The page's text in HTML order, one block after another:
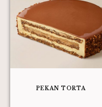
PEKAN TORTA